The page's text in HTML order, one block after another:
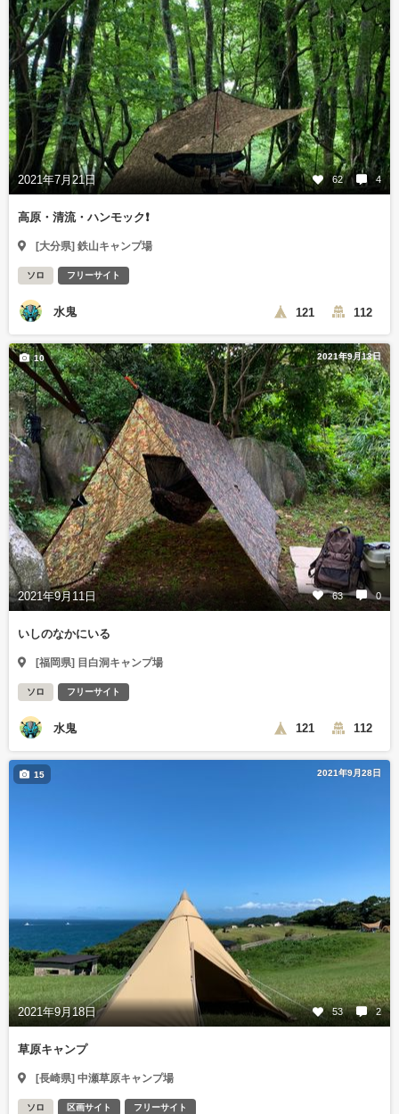
2021年7月21日 62 4
高原・清流・ハンモック❗️
[大分県] 鉄山キャンプ場
ソロ フリーサイト
水鬼 121 112
2021年9月13日
2021年9月11日 63 0
10
いしのなかにいる
[福岡県] 目白洞キャンプ場
ソロ フリーサイト
水鬼 121 112
2021年9月28日
2021年9月18日 53 2
15
草原キャンプ
[長崎県] 中瀬草原キャンプ場
ソロ 区画サイト フリーサイト